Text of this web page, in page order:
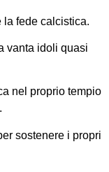
la fede calcistica.
vanta idoli quasi
nel proprio tempio
sostenere i propri